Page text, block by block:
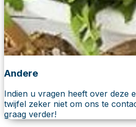
Andere
Indien u vragen heeft over deze
twijfel zeker niet om ons te
graag verder!